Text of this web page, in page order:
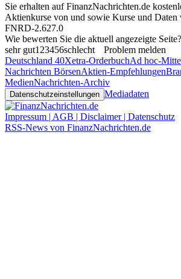
Sie erhalten auf FinanzNachrichten.de
Aktienkurse von und sowie Kurse und Daten
FNRD-2.627.0
Wie bewerten Sie die aktuell angezeigte Seite?
sehr gut1 23456schlecht
Problem melden
Deutschland 40Xetra-OrderbuchAd hoc-
Nachrichten BörsenAktien-Empfehlungen
MedienNachrichten-Archiv
Datenschutzeinstellungen Mediadaten
Impressum | AGB | Disclaimer | Datenschutz
RSS-News von FinanzNachrichten.de